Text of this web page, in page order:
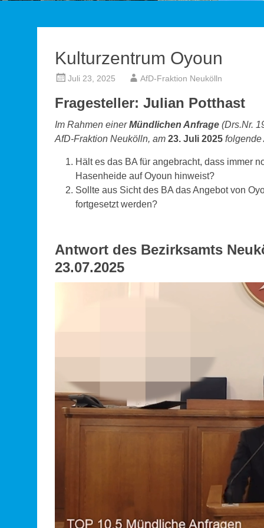
Kulturzentrum Oyoun
Juli 23, 2025 AfD-Fraktion Neukölln
Fragesteller: Julian Potthast
Im Rahmen einerMündlichen Anfrage (Drs.Nr.
AfD-Fraktion Neukölln, am 23. Juli 2025 folgende
Hält es das BA für angebracht, dass immer
Hasenheide auf Oyoun hinweist?
Sollte aus Sicht des BA das Angebot von
fortgesetzt werden?
Antwort des Bezirksamts
23.07.2025